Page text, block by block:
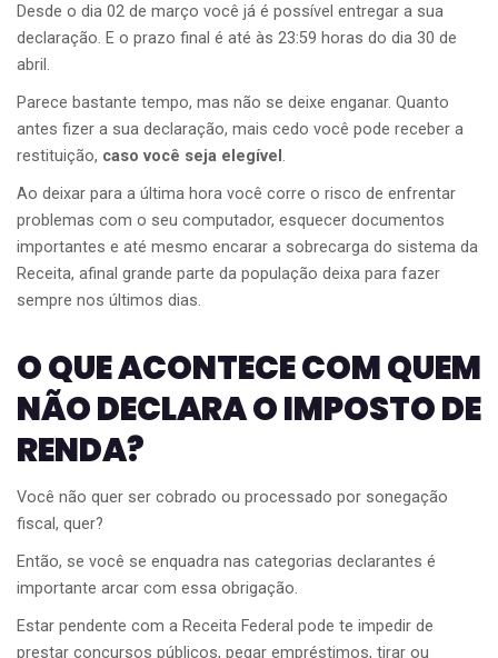
Desde o dia 02 de março você já é possível entregar a sua
declaração. E o prazo final é até às 23:59 horas do dia 30 de
abril.
Parece bastante tempo, mas não se deixe enganar. Quanto
antes fizer a sua declaração, mais cedo você pode receber a
restituição, caso você seja elegível .
Ao deixar para a última hora você corre o risco de enfrentar
problemas com o seu computador, esquecer documentos
importantes e até mesmo encarar a sobrecarga do sistema da
Receita, afinal grande parte da população deixa para fazer
sempre nos últimos dias.
O QUE ACONTECE COM QUEM
NÃO DECLARA O IMPOSTO DE
RENDA?
Você não quer ser cobrado ou processado por sonegação
fiscal, quer?
Então, se você se enquadra nas categorias declarantes é
importante arcar com essa obrigação.
Estar pendente com a Receita Federal pode te impedir de
prestar concursos públicos, pegar empréstimos, tirar ou